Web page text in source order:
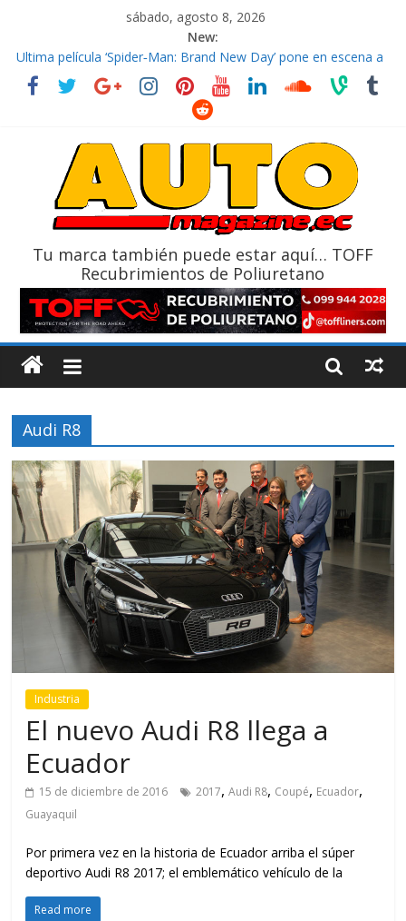
sábado, agosto 8, 2026
New:
El costo de tener un vehículo gana protagonismo a la hora de
decidir
Ultima película ‘Spider‑Man: Brand New Day’ pone en escena a
La Vuelta al Ecuador 2026, edición 47ª, recorre 7 provincias en 8
La FEDAK recibe 12 Sinotruk Bolden para cubrir las rutas de La
Tu marca también puede estar aquí… TOFF
Recubrimientos de Poliuretano
Audi R8
Industria
El nuevo Audi R8 llega a
Ecuador
15 de diciembre de 2016 2017,Audi R8, Coupé, Ecuador,
Guayaquil
Por primera vez en la historia de Ecuador arriba el súper
deportivo Audi R8 2017; el emblemático vehículo de la
Read more